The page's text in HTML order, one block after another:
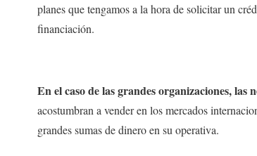
planes que tengamos a la hora de solicitar un
financiación.
En el caso de las grandes organizaciones, las
acostumbran a vender en los mercados
grandes sumas de dinero en su operativa.